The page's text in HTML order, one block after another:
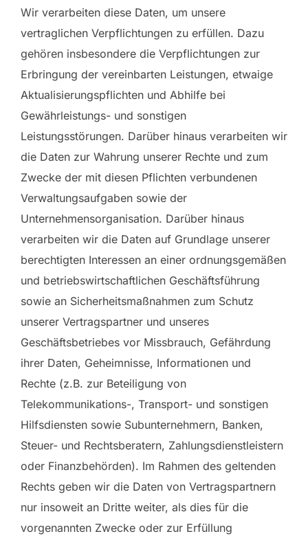
Wir verarbeiten diese Daten, um unsere
vertraglichen Verpflichtungen zu erfüllen. Dazu
gehören insbesondere die Verpflichtungen zur
Erbringung der vereinbarten Leistungen, etwaige
Aktualisierungspflichten und Abhilfe bei
Gewährleistungs- und sonstigen
Leistungsstörungen. Darüber hinaus verarbeiten wir
die Daten zur Wahrung unserer Rechte und zum
Zwecke der mit diesen Pflichten verbundenen
Verwaltungsaufgaben sowie der
Unternehmensorganisation. Darüber hinaus
verarbeiten wir die Daten auf Grundlage unserer
berechtigten Interessen an einer ordnungsgemäßen
und betriebswirtschaftlichen Geschäftsführung
sowie an Sicherheitsmaßnahmen zum Schutz
unserer Vertragspartner und unseres
Geschäftsbetriebes vor Missbrauch, Gefährdung
ihrer Daten, Geheimnisse, Informationen und
Rechte (z.B. zur Beteiligung von
Telekommunikations-, Transport- und sonstigen
Hilfsdiensten sowie Subunternehmern, Banken,
Steuer- und Rechtsberatern, Zahlungsdienstleistern
oder Finanzbehörden). Im Rahmen des geltenden
Rechts geben wir die Daten von Vertragspartnern
nur insoweit an Dritte weiter, als dies für die
vorgenannten Zwecke oder zur Erfüllung